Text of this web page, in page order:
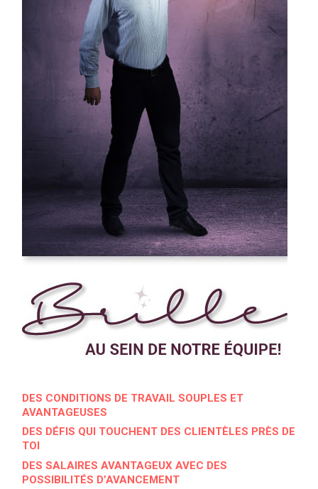
DES CONDITIONS DE TRAVAIL SOUPLES ET
AVANTAGEUSES
DES DÉFIS QUI TOUCHENT DES CLIENTÈLES PRÈS DE
TOI
DES SALAIRES AVANTAGEUX AVEC DES
POSSIBILITÉS D’AVANCEMENT